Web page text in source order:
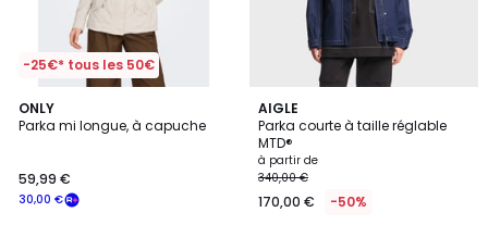
-25€* tous les 50€
ONLY
Parka mi longue, à capuche
30,00 €
59,99 €
5
/
2
Couleurs
AIGLE
Parka courte à taille réglable
MTD®
à partir de
340,00 €
170,00 € -50%
2
Couleurs